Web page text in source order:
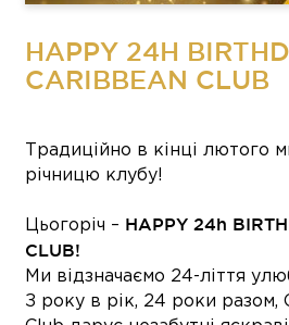
HAPPY 24H
CARIBBEAN CLUB
Традиційно в кінці лютого
річницю клубу!
Цьогоріч – HAPPY 24h
CLUB!
Ми відзначаємо 24-ліття
З року в рік, 24 роки разом,